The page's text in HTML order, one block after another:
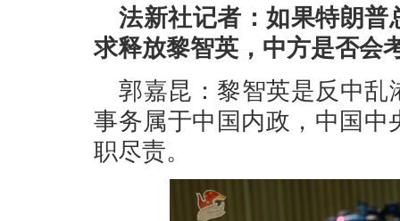
法新社记者：如果特朗普
求释放黎智英，中方是否会
郭嘉昆：黎智英是反中乱
事务属于中国内政，中国
职尽责。